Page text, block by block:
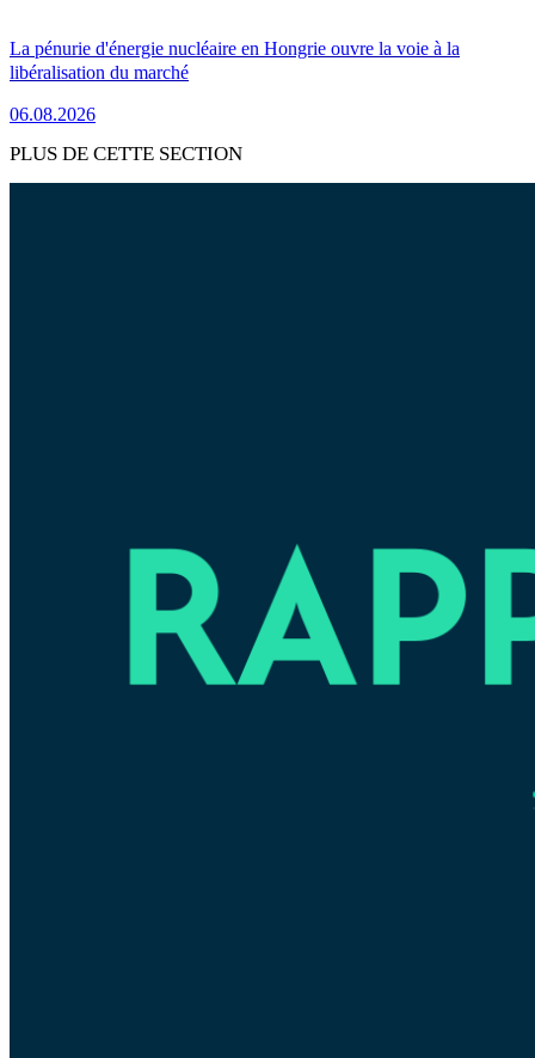
La pénurie d'énergie nucléaire en Hongrie ouvre la voie à la
libéralisation du marché
06.08.2026
PLUS DE CETTE SECTION